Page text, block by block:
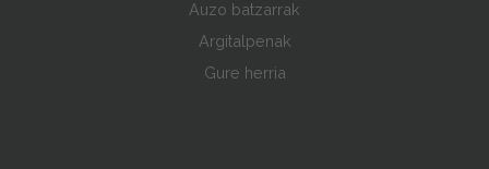
Auzo batzarrak
Argitalpenak
Gure herria